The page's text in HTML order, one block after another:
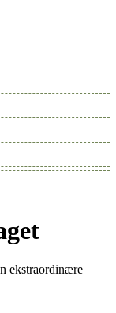
ekstraordinære